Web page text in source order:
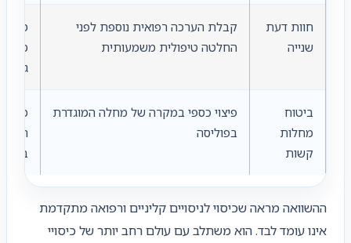
חוות דעת
שנייה
קבלת הערכה רפואית נוספת לפני
החלטה טיפולית משמעותית
מי
גדולה
ביטוח
מחלות
קשות
פיצוי כספי במקרה של מחלה המוגדרת
בפוליסה
ההשוואה מראה שכיסוי לניסויים קליניים ורפואה מתקדמת
אינו עומד לבד. הוא משתלב עם עולם רחב יותר של כיסויי